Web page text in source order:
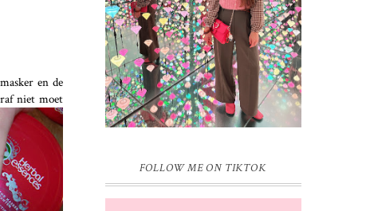
en de
niet moet
Vandaag is het weer zo’n moment waarop
ik even bewust op de pauzeknop duw, want
Sprinkles on a Cupcake bestaat 16 jaar.
Zestien. Dat blijft ...
FOLLOW ME ON TIKTOK